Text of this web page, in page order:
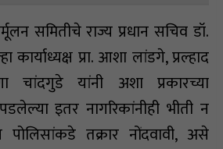
समितीचे राज्य प्रधान सचिव डॉ.
कार्याध्यक्ष प्रा. आशा लांडगे, प्रल्हाद
चांदगुडे यांनी अशा प्रकारच्या
इतर नागरिकांनीही भीती न
तक्रार नोंदवावी, असे